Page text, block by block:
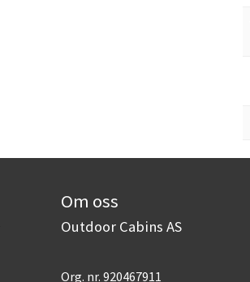
Om oss
Outdoor Cabins AS
Org. nr. 920467911